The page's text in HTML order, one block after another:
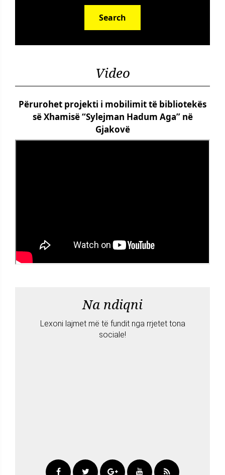
Search
Video
Përurohet projekti i mobilimit të bibliotekës
së Xhamisë “Sylejman Hadum Aga” në
Gjakovë
Na ndiqni
Lexoni lajmet më të fundit nga rrjetet tona
sociale!